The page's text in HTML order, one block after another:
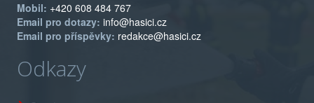
Mobil: +420 608 484 767
Email pro dotazy: info@hasici.cz
Email pro příspěvky: redakce@hasici.cz
Odkazy